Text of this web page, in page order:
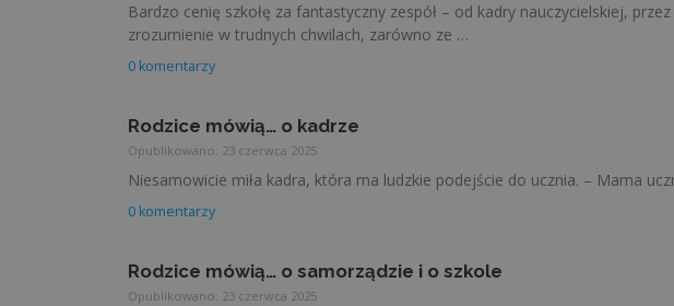
Bardzo cenię szkołę za fantastyczny zespół – od kadry nauczycielskiej,
zrozumienie w trudnych chwilach, zarówno ze …
0 komentarzy
Rodzice mówią… o kadrze
Opublikowano: 23 czerwca 2025
Niesamowicie miła kadra, która ma ludzkie podejście do ucznia. – Mama
0 komentarzy
Rodzice mówią… o samorządzie i o szkole
Opublikowano: 23 czerwca 2025